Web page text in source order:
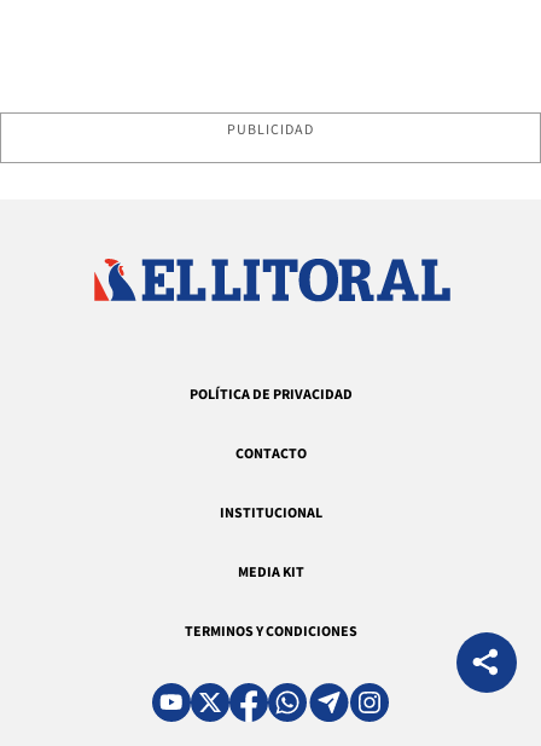
PUBLICIDAD
POLÍTICA DE PRIVACIDAD
CONTACTO
INSTITUCIONAL
MEDIA KIT
TERMINOS Y CONDICIONES